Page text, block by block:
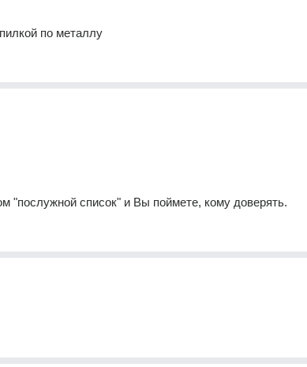
по металлу
"послужной список" и Вы поймете, кому доверять.